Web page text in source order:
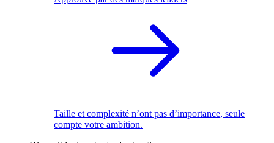
Taille et complexité n’ont pas d’importance, seule
compte votre ambition.